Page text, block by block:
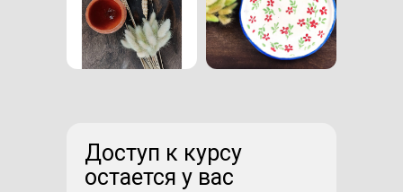
Доступ к курсу
остается у вас